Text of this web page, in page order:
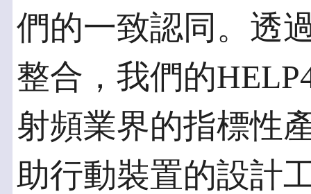
們的一致認同。透
整合，我們的
射頻業界的指標性
助行動裝置的設計